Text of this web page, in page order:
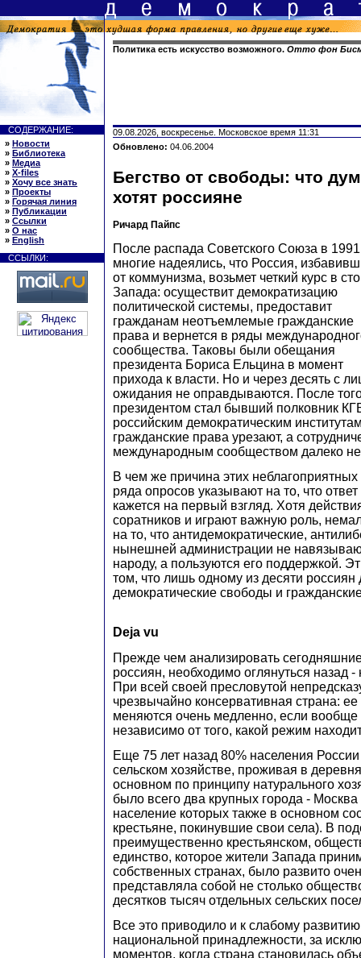
Политика есть искусство возможного. Отто фон
СОДЕРЖАНИЕ:
» Новости
» Библиотека
» Медиа
» X-files
» Хочу все знать
» Проекты
» Горячая линия
» Публикации
» Ссылки
» О нас
» English
ССЫЛКИ:
09.08.2026, воскресенье. Московское время 11:31
Обновлено: 04.06.2004
Бегство от свободы: что
хотят россияне
Ричард Пайпс
После распада Советского Союза в 1991
многие надеялись, что Россия,
от коммунизма, возьмет четкий курс в
Запада: осуществит демократизацию
политической системы, предоставит
гражданам неотъемлемые гражданские
права и вернется в ряды
сообщества. Таковы были обещания
президента Бориса Ельцина в момент
прихода к власти. Но и через десять с
ожидания не оправдываются. После
президентом стал бывший полковник
российским демократическим
гражданские права урезают, а
международным сообществом далеко не
В чем же причина этих
ряда опросов указывают на то, что ответ
кажется на первый взгляд. Хотя
соратников и играют важную роль,
на то, что антидемократические,
нынешней администрации не
народу, а пользуются его поддержкой.
том, что лишь одному из десяти россиян
демократические свободы и
Deja vu
Прежде чем анализировать
россиян, необходимо оглянуться назад
При всей своей пресловутой
чрезвычайно консервативная страна:
меняются очень медленно, если
независимо от того, какой режим
Еще 75 лет назад 80% населения
сельском хозяйстве, проживая в
основном по принципу натурального
было всего два крупных города -
население которых также в основном
крестьяне, покинувшие свои села). В
преимущественно крестьянском,
единство, которое жители Запада
собственных странах, было развито
представляла собой не столько
десятков тысяч отдельных сельских
Все это приводило и к слабому
национальной принадлежности, за
моментов, когда страна становилась